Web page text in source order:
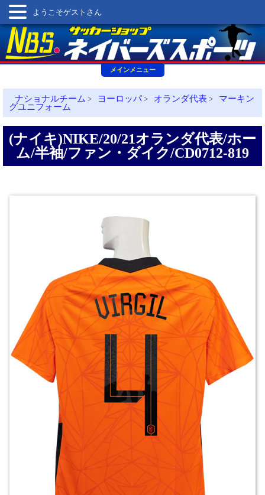
メインメニュー
ようこそゲストさん
ナショナルチーム > ヨーロッパ> オランダ代表 >
マーキン
グユニフォーム
(ナイキ)NIKE/20/21オランダ代表/ホー
ム/半袖/ファン・ダイク/CD0712-819